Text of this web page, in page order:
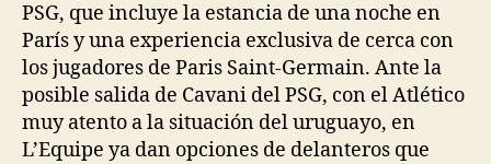
PSG, que incluye la estancia de una noche en
París y una experiencia exclusiva de cerca con
los jugadores de Paris Saint-Germain. Ante la
posible salida de Cavani del PSG, con el Atlético
muy atento a la situación del uruguayo, en
L’Equipe ya dan opciones de delanteros que